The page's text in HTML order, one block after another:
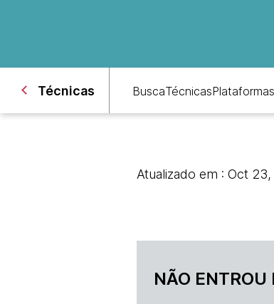
Técnicas BuscaTécnicasPlataformas
Atualizado em : Oct
NÃO